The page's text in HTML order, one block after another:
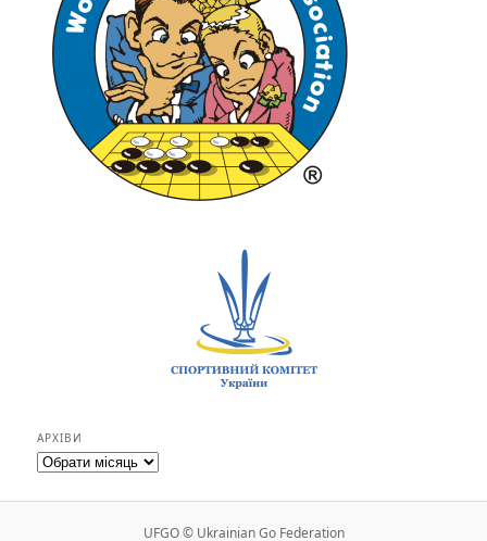
АРХІВИ
Архіви
UFGO © Ukrainian Go Federation